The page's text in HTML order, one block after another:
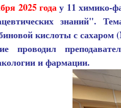
2025 годау 11 химико-
знаний".
кислоты с сахаром
проводил
и фармации.